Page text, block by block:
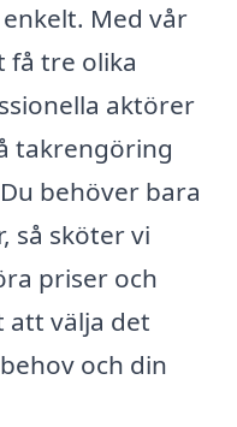
Med vår
få tre olika
aktörer
takrengöring
behöver bara
så sköter vi
priser och
att välja det
och din